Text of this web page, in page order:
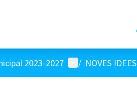
2023-2027 Menú d'usuari
/ NOVES IDEES